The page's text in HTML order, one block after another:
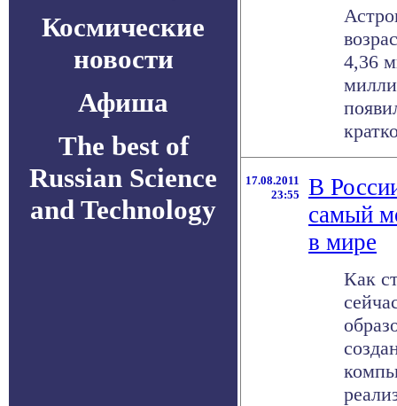
Космические
новости
Афиша
The best of
Russian Science
and Technology
4,36
17.08.2011
23:55
В
самый
в мире
Как